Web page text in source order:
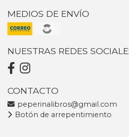
MEDIOS DE ENVÍO
NUESTRAS REDES
CONTACTO
peperinalibros@gmail.com
Botón de arrepentimiento